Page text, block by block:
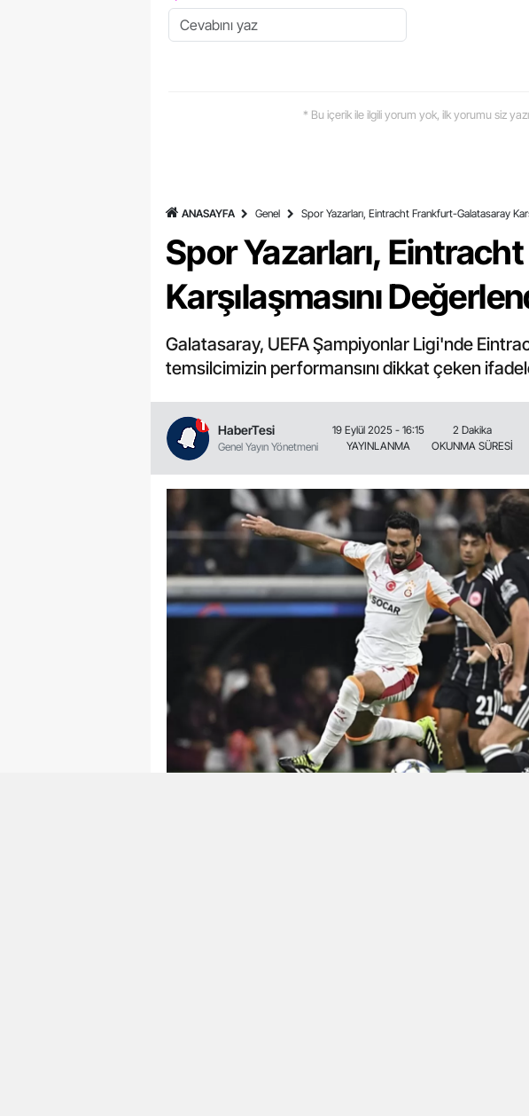
* Bu içerik ile ilgili yorum yok, ilk yorumu siz
ANASAYFA Genel Spor Yazarları, Eintracht Frankfurt-Galatasaray
Spor Yazarları,
Karşılaşmasını
Galatasaray, UEFA Şampiyonlar Ligi'nde
temsilcimizin performansını dikkat çeken
HaberTesi
Genel Yayın Yönetmeni
19 Eylül 2025 - 16:15
YAYINLANMA
2 Dakika
OKUNMA SÜRESİ